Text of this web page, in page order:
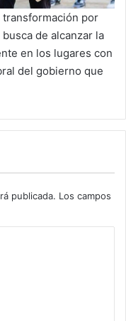
transformación por
de alcanzar la
en los lugares con
del gobierno que
publicada. Los campos